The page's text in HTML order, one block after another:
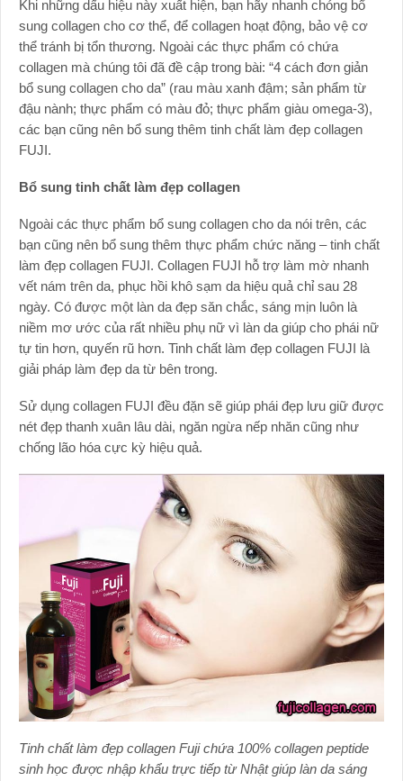
Khi những dấu hiệu này xuất hiện, bạn hãy nhanh chóng bổ
sung collagen cho cơ thể, để collagen hoạt động, bảo vệ cơ
thể tránh bị tổn thương. Ngoài các thực phẩm có chứa
collagen mà chúng tôi đã đề cập trong bài: “4 cách đơn giản
bổ sung collagen cho da” (rau màu xanh đậm; sản phẩm từ
đậu nành; thực phẩm có màu đỏ; thực phẩm giàu omega-3),
các bạn cũng nên bổ sung thêm tinh chất làm đẹp collagen
FUJI.
Bổ sung tinh chất làm đẹp collagen
Ngoài các thực phẩm bổ sung collagen cho da nói trên, các
bạn cũng nên bổ sung thêm thực phẩm chức năng – tinh chất
làm đẹp collagen FUJI. Collagen FUJI hỗ trợ làm mờ nhanh
vết nám trên da, phục hồi khô sạm da hiệu quả chỉ sau 28
ngày. Có được một làn da đẹp săn chắc, sáng mịn luôn là
niềm mơ ước của rất nhiều phụ nữ vì làn da giúp cho phái nữ
tự tin hơn, quyến rũ hơn. Tinh chất làm đẹp collagen FUJI là
giải pháp làm đẹp da từ bên trong.
Sử dụng collagen FUJI đều đặn sẽ giúp phái đẹp lưu giữ được
nét đẹp thanh xuân lâu dài, ngăn ngừa nếp nhăn cũng như
chống lão hóa cực kỳ hiệu quả.
Tinh chất làm đẹp collagen Fuji chứa 100% collagen peptide
sinh học được nhập khẩu trực tiếp từ Nhật giúp làn da sáng